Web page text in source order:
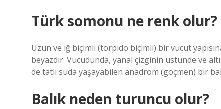
Türk somonu ne renk olur?
Uzun ve iğ biçimli (torpido biçimli) bir vücut
beyazdır. Vücudunda, yanal çizginin üstünde ve
de tatlı suda yaşayabilen anadrom (göçmen) bir
Balık neden turuncu olur?